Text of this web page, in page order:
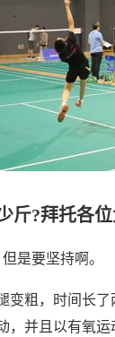
斤?拜托各
是要坚持啊。
变粗，时间长
并且以有氧运